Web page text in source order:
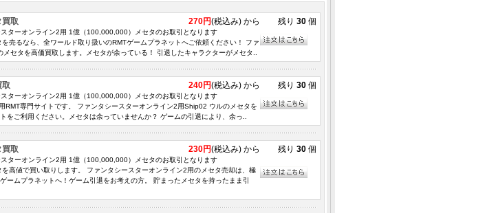
取 270円(税込み) から 残り 30個
ターオンライン2用 1億（100,000,000）メセタのお取引となります
売るなら、全ワールド取り扱いのRMTゲームプラネットへご依頼ください！ ファ
セタを高価買取します。メセタが余っている！ 引退したキャラクターがメセタ..
240円(税込み) から 残り 30個
ターオンライン2用 1億（100,000,000）メセタのお取引となります
RMT専門サイトです。 ファンタシースターオンライン2用Ship02 ウルのメセタを
をご利用ください。メセタは余っていませんか？ ゲームの引退により、余っ..
取 230円(税込み) から 残り 30個
ターオンライン2用 1億（100,000,000）メセタのお取引となります
高値で買い取りします。 ファンタシースターオンライン2用のメセタ売却は、極
ームプラネットへ！ゲーム引退をお考えの方。 貯まったメセタを持ったまま引